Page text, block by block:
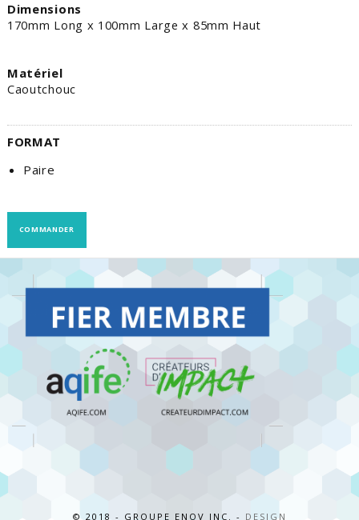
Dimensions
170mm Long x 100mm Large x 85mm Haut
Matériel
Caoutchouc
FORMAT
Paire
COMMANDER
© 2018 - GROUPE ENOV INC. - DESIGN